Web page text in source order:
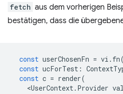
fetch aus dem vorherigen
bestätigen, dass die
const userChosenFn = vi . fn
const ucForTest :
const c = render(
<UserContext . Provider